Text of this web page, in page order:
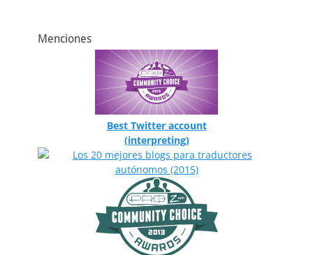
Menciones
Best Twitter account
(interpreting)